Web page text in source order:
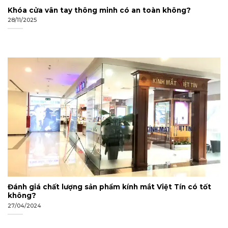
Khóa cửa vân tay thông minh có an toàn không?
28/11/2025
Đánh giá chất lượng sản phẩm kính mắt Việt Tín có tốt
không?
27/04/2024